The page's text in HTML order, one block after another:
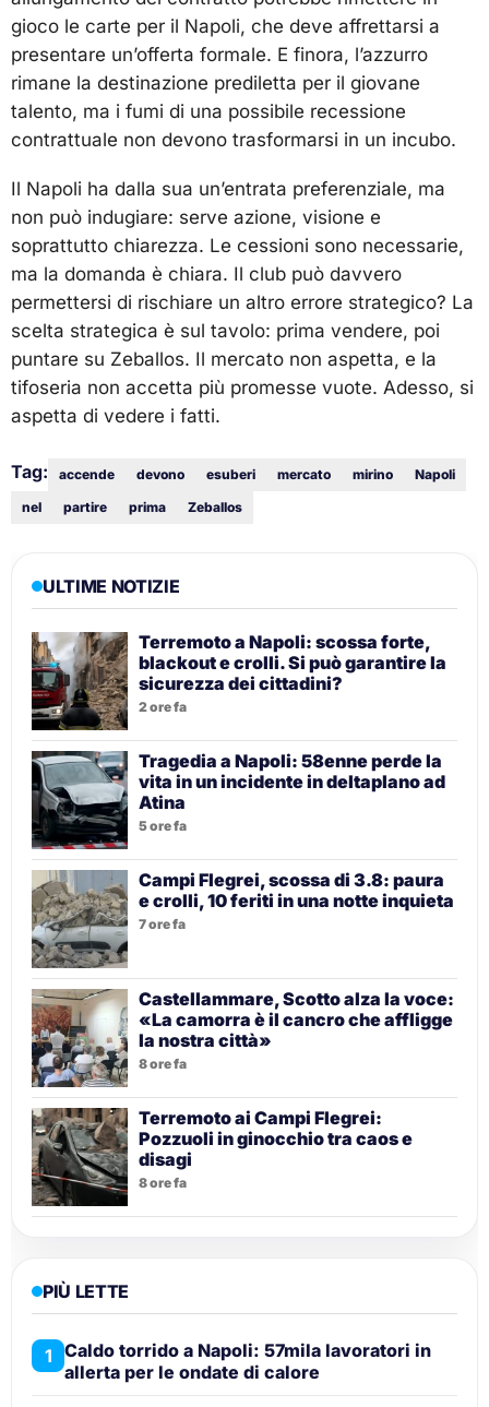
gioco le carte per il Napoli, che deve affrettarsi a
presentare un’offerta formale. E finora, l’azzurro
rimane la destinazione prediletta per il giovane
talento, ma i fumi di una possibile recessione
contrattuale non devono trasformarsi in un incubo.
Il Napoli ha dalla sua un’entrata preferenziale, ma
non può indugiare: serve azione, visione e
soprattutto chiarezza. Le cessioni sono necessarie,
ma la domanda è chiara. Il club può davvero
permettersi di rischiare un altro errore strategico? La
scelta strategica è sul tavolo: prima vendere, poi
puntare su Zeballos. Il mercato non aspetta, e la
tifoseria non accetta più promesse vuote. Adesso, si
aspetta di vedere i fatti.
Tag: accende devono esuberi mercato mirino
Napoli
nel
partire prima Zeballos
ULTIME NOTIZIE
Terremoto a Napoli: scossa forte,
blackout e crolli. Si può garantire la
sicurezza dei cittadini?
2 ore fa
Tragedia a Napoli: 58enne perde la
vita in un incidente in deltaplano ad
Atina
5 ore fa
Campi Flegrei, scossa di 3.8: paura
e crolli, 10 feriti in una notte inquieta
7 ore fa
Castellammare, Scotto alza la voce:
«La camorra è il cancro che affligge
la nostra città»
8 ore fa
Terremoto ai Campi Flegrei:
Pozzuoli in ginocchio tra caos e
disagi
8 ore fa
PIÙ LETTE
1 Caldo torrido a Napoli: 57mila lavoratori in
allerta per le ondate di calore